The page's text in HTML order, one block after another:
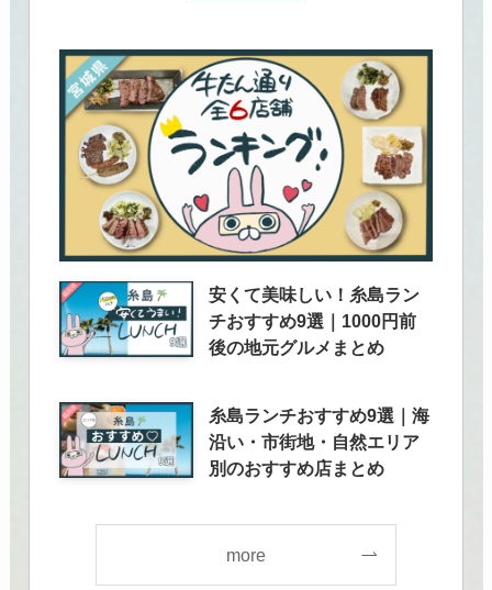
安くて美味しい！糸島ラン
チおすすめ9選｜1000円前
後の地元グルメまとめ
糸島ランチおすすめ9選｜海
沿い・市街地・自然エリア
別のおすすめ店まとめ
more